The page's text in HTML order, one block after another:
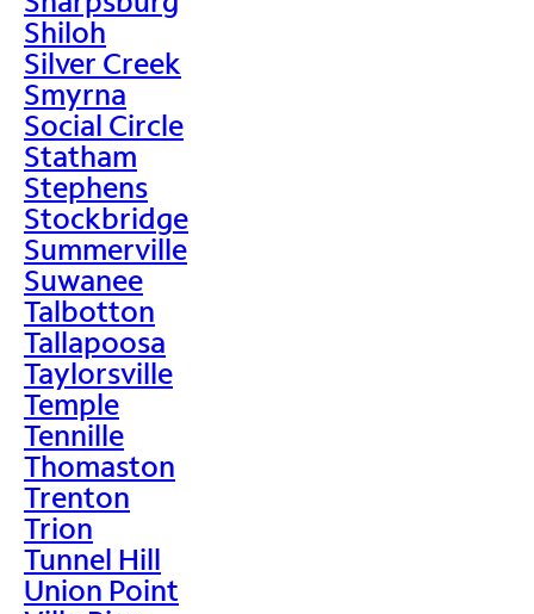
Shiloh
Silver Creek
Smyrna
Social Circle
Statham
Stephens
Stockbridge
Summerville
Suwanee
Talbotton
Tallapoosa
Taylorsville
Temple
Tennille
Thomaston
Trenton
Trion
Tunnel Hill
Union Point